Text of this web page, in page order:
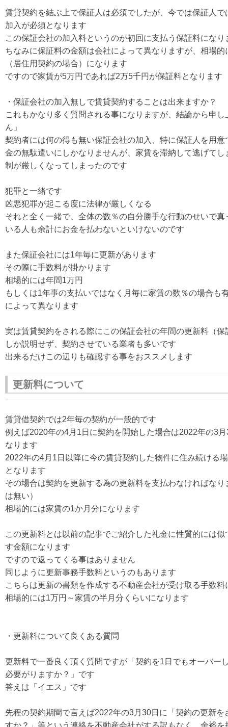
賃貸契約を結ぶ上で保証人は必須でしたが、今では保証人
加入が必須となります
この保証会社の加入料というのが初回に支払う保証料になり
ちなみに保証料の金額は会社によって異なりますが、相場
（居住用契約の場合）になります
ですので家賃が5万円であれば2万5千円が保証料となります
・保証会社の加入無しで賃貸契約することは出来ますか？
これもかなり多く質問される事になりますが、結論から申
ん」
契約者には何の得も無い保証会社の加入、特に保証人を用
金の無駄遣いにしかなりませんが、家賃を滞納して逃げて
制が厳しくなってしまったのです
犯罪と一緒です
凶悪犯罪が起こる度に法律が厳しくなる
それと全く一緒で、全体の数％の自分勝手な行動のせいで
いる人も余計にお金を払わないといけないのです
また保証会社には1年毎に更新があります
その際に手数料が掛かります
相場的には年間1万円
もしくは1年事の支払いではなく月毎に家賃の数％の場合も
によって異なります
実は賃貸契約をされる際にこの保証会社の年間の更新料（
しか説明せず、契約させている業者も多いです
出来るだけこの辺りも確認する事をおススメします
更新料について
賃貸借契約では2年毎の契約が一般的です
例えば2020年の4月1日に契約を開始した場合は2022年の3
なります
2022年の4月1日以降に今の賃貸契約した物件に住み続ける
となります
その場合は契約を更新する為の更新料を支払わなければな
は無い）
相場的には家賃の1か月分になります
この更新料とは以前の記事でご紹介した礼金に性質的には
す金額になります
ですので返ってくる事はありません
同じように更新事務手数料というのもあります
こちらは更新の書類を作成する不動産会社が受け取る手数料
相場的には1万円～家賃の半月分くらいになります
・更新料について良くある質問
更新料で一番良く頂く質問ですが「契約を1日でもオーバー
必要がりますか？」です
答えは「イエス」です
先程の契約期間で言えば2022年の3月30日に「契約の更新を